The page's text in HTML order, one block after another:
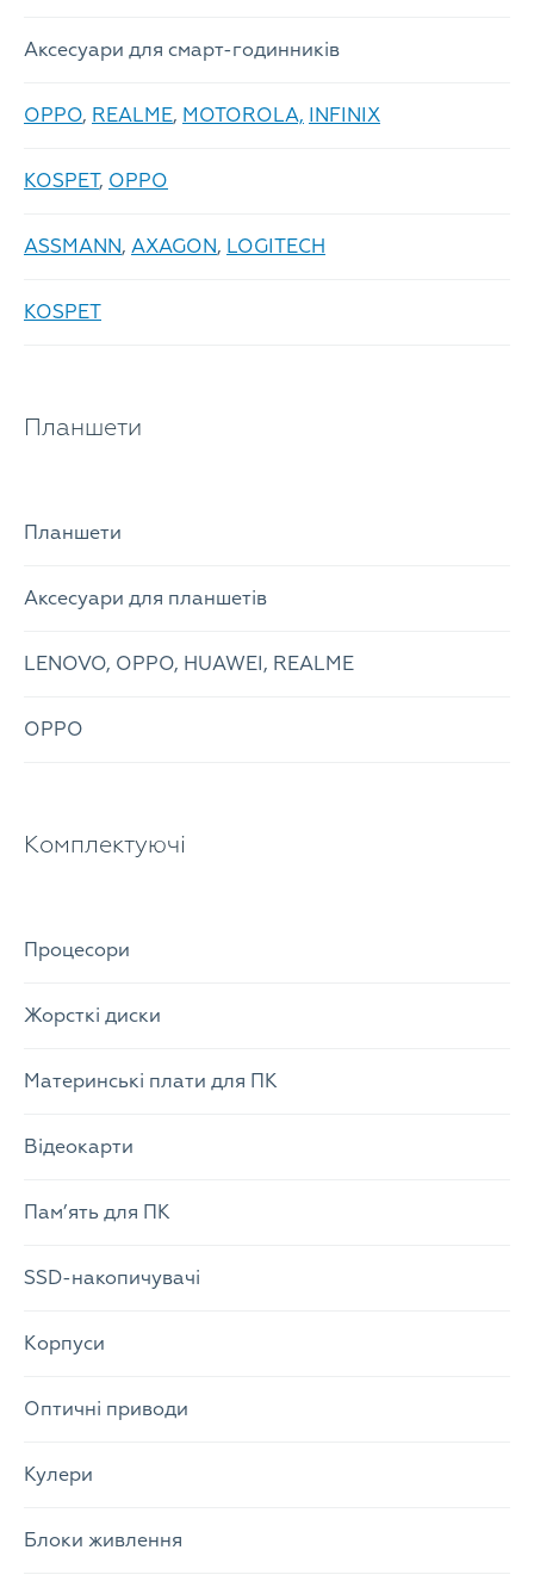
Аксесуари для смарт-годинників
OPPO, REALME, MOTOROLA, INFINIX
KOSPET, OPPO
ASSMANN, AXAGON, LOGITECH
KOSPET
Планшети
Планшети
Аксесуари для планшетів
LENOVO, OPPO, HUAWEI, REALME
OPPO
Комплектуючі
Процесори
Жорсткі диски
Материнські плати для ПК
Відеокарти
Пам’ять для ПК
SSD-накопичувачі
Корпуси
Оптичні приводи
Кулери
Блоки живлення